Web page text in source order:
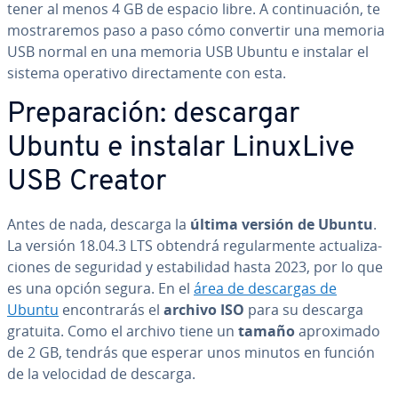
tener al menos 4 GB de espacio libre. A co­n­ti­nua­ción, te
mo­s­tra­re­mos paso a paso cómo convertir una memoria
USB normal en una memoria USB Ubuntu e instalar el
sistema operativo di­re­c­ta­me­n­te con esta.
Pre­pa­ra­ción: descargar
Ubuntu e instalar LinuxLive
USB Creator
Antes de nada, descarga la última versión de Ubuntu.
La versión 18.04.3 LTS obtendrá re­gu­la­r­me­n­te ac­tua­li­za­
cio­nes de seguridad y es­ta­bi­li­dad hasta 2023, por lo que
es una opción segura. En el área de descargas de
Ubuntu en­co­n­tra­rás el archivo ISO para su descarga
gratuita. Como el archivo tiene un tamañoapro­xi­ma­do
de 2 GB, tendrás que esperar unos minutos en función
de la velocidad de descarga.